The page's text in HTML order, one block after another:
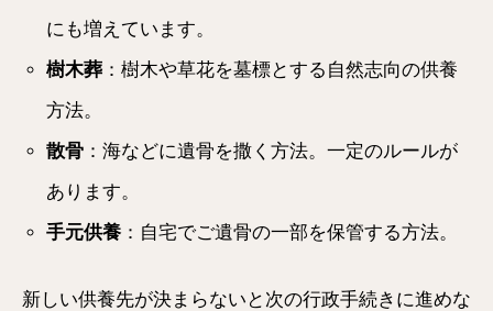
にも増えています。
樹木葬 ：樹木や草花を墓標とする自然志向の供養
方法。
散骨 ：海などに遺骨を撒く方法。一定のルールが
あります。
手元供養 ：自宅でご遺骨の一部を保管する方法。
新しい供養先が決まらないと次の行政手続きに進めな